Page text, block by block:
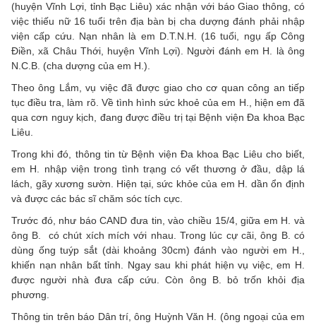
(huyện Vĩnh Lợi, tỉnh Bạc Liêu) xác nhận với báo Giao thông, có
việc thiếu nữ 16 tuổi trên địa bàn bị cha dượng đánh phải nhập
viện cấp cứu. Nạn nhân là em D.T.N.H. (16 tuổi, ngụ ấp Công
Điền, xã Châu Thới, huyện Vĩnh Lợi). Người đánh em H. là ông
N.C.B. (cha dượng của em H.).
Theo ông Lắm, vụ việc đã được giao cho cơ quan công an tiếp
tục điều tra, làm rõ. Về tình hình sức khoẻ của em H., hiện em đã
qua cơn nguy kịch, đang được điều trị tại Bệnh viện Đa khoa Bạc
Liêu.
Trong khi đó, thông tin từ Bệnh viện Đa khoa Bạc Liêu cho biết,
em H. nhập viện trong tình trạng có vết thương ở đầu, dập lá
lách, gãy xương sườn. Hiện tại, sức khỏe của em H. dần ổn định
và được các bác sĩ chăm sóc tích cực.
Trước đó, như báo CAND đưa tin, vào chiều 15/4, giữa em H. và
ông B. có chút xích mích với nhau. Trong lúc cự cãi, ông B. có
dùng ống tuýp sắt (dài khoảng 30cm) đánh vào người em H.,
khiến nạn nhân bất tỉnh. Ngay sau khi phát hiện vụ việc, em H.
được người nhà đưa cấp cứu. Còn ông B. bỏ trốn khỏi địa
phương.
Thông tin trên báo Dân trí, ông Huỳnh Văn H. (ông ngoại của em